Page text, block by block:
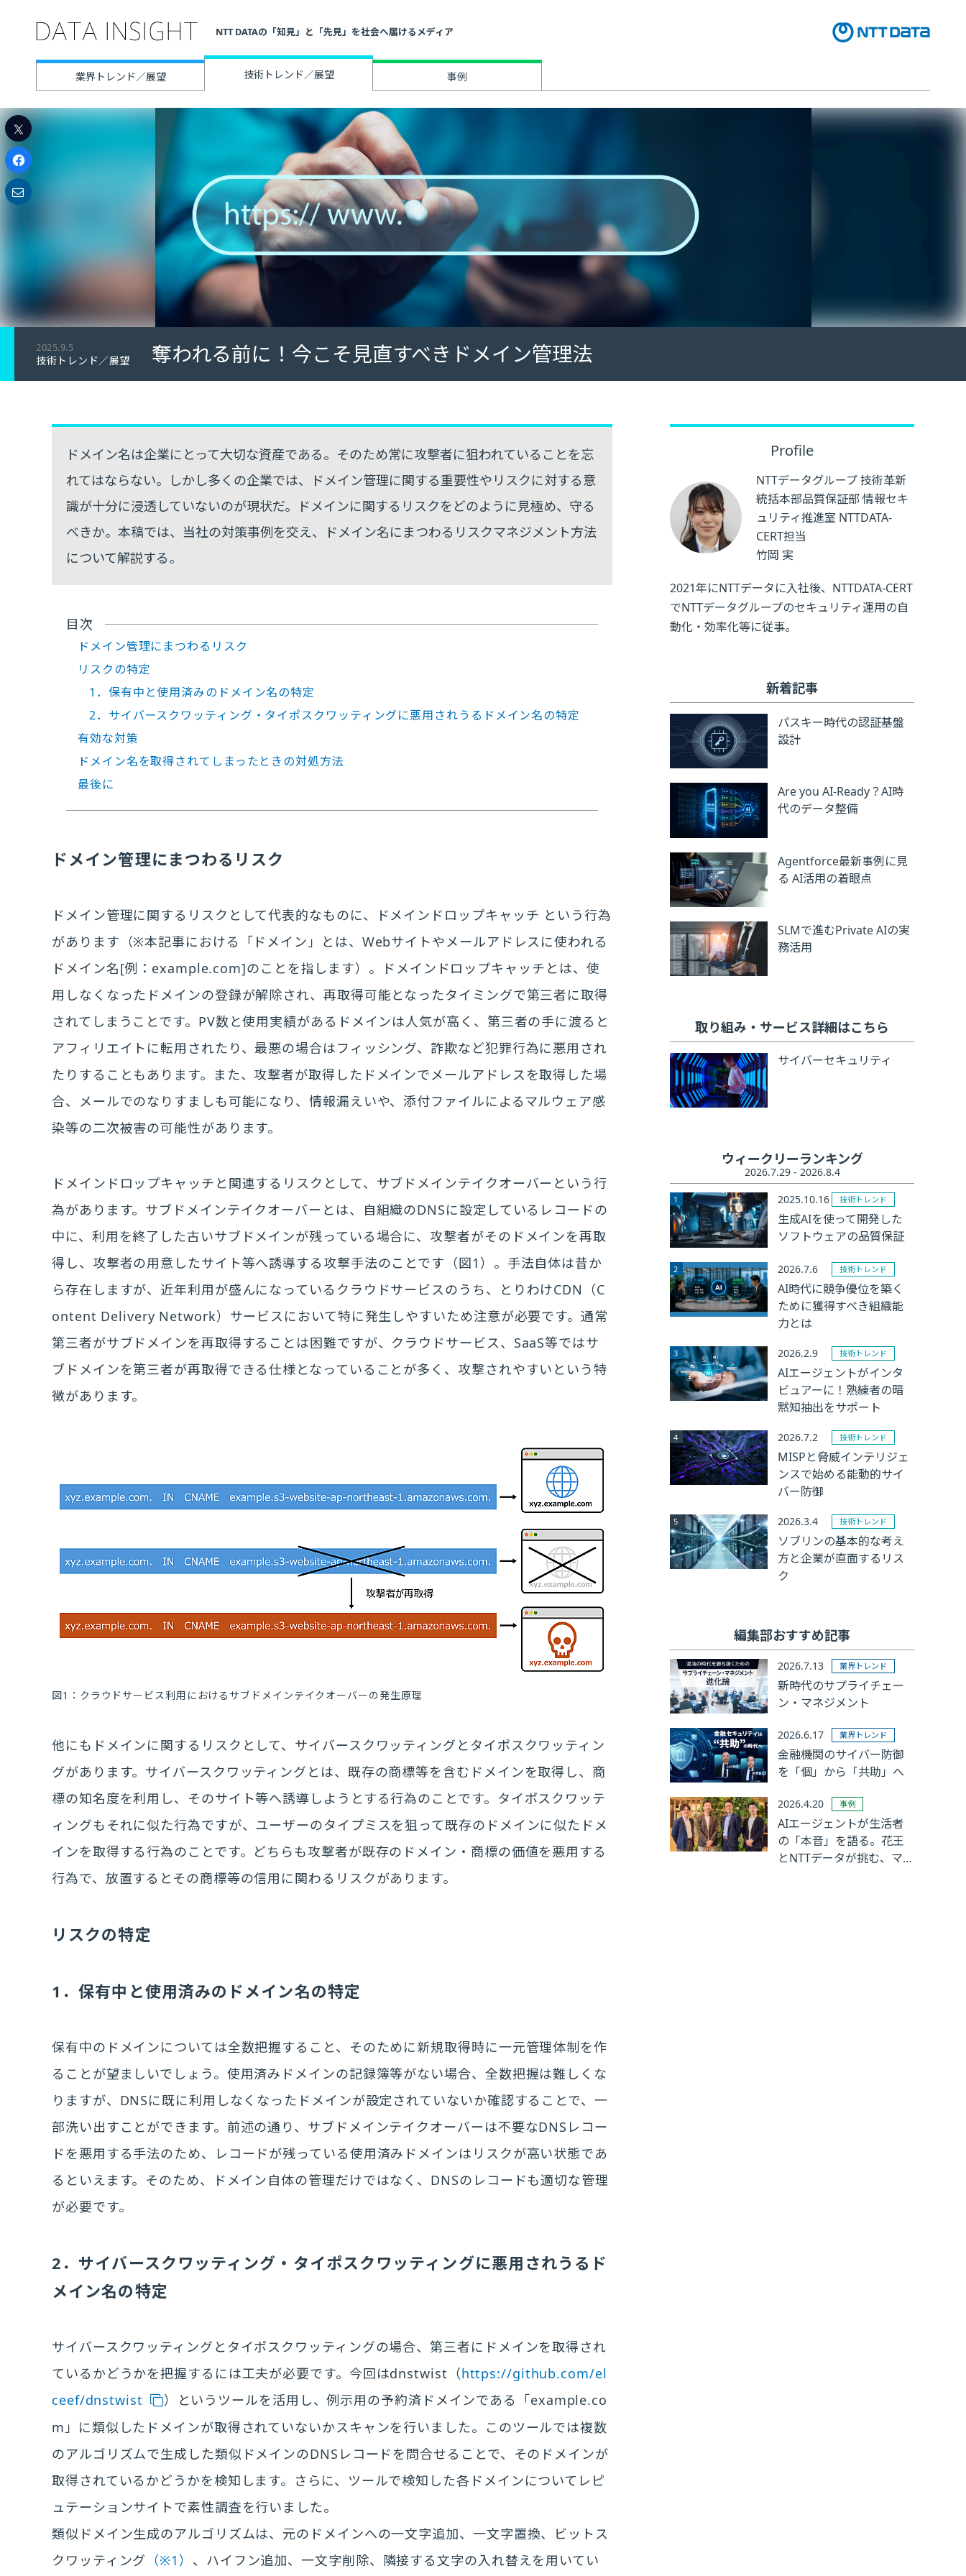
NTT DATAの「知見」と「先見」を社会へ届けるメディア
業界トレンド／展望 技術トレンド／展望 事例
2025.9.5
技術トレンド／展望 奪われる前に！今こそ見直すべきドメイン管理法
ドメイン名は企業にとって大切な資産である。そのため常に攻撃者に狙われていることを忘
れてはならない。しかし多くの企業では、ドメイン管理に関する重要性やリスクに対する意
識が十分に浸透していないのが現状だ。ドメインに関するリスクをどのように見極め、守る
べきか。本稿では、当社の対策事例を交え、ドメイン名にまつわるリスクマネジメント方法
について解説する。
目次
ドメイン管理にまつわるリスク
リスクの特定
1．保有中と使用済みのドメイン名の特定
2．サイバースクワッティング・タイポスクワッティングに悪用されうるドメイン名の特定
有効な対策
ドメイン名を取得されてしまったときの対処方法
最後に
ドメイン管理にまつわるリスク
ドメイン管理に関するリスクとして代表的なものに、ドメインドロップキャッチ という行為
があります（※本記事における「ドメイン」とは、Webサイトやメールアドレスに使われる
ドメイン名[例：example.com]のことを指します）。ドメインドロップキャッチとは、使
用しなくなったドメインの登録が解除され、再取得可能となったタイミングで第三者に取得
されてしまうことです。PV数と使用実績があるドメインは人気が高く、第三者の手に渡ると
アフィリエイトに転用されたり、最悪の場合はフィッシング、詐欺など犯罪行為に悪用され
たりすることもあります。また、攻撃者が取得したドメインでメールアドレスを取得した場
合、メールでのなりすましも可能になり、情報漏えいや、添付ファイルによるマルウェア感
染等の二次被害の可能性があります。
ドメインドロップキャッチと関連するリスクとして、サブドメインテイクオーバーという行
為があります。サブドメインテイクオーバーとは、自組織のDNSに設定しているレコードの
中に、利用を終了した古いサブドメインが残っている場合に、攻撃者がそのドメインを再取
得し、攻撃者の用意したサイト等へ誘導する攻撃手法のことです（図1）。手法自体は昔か
ら存在しますが、近年利用が盛んになっているクラウドサービスのうち、とりわけCDN（C
ontent Delivery Network）サービスにおいて特に発生しやすいため注意が必要です。通常
第三者がサブドメインを再取得することは困難ですが、クラウドサービス、SaaS等ではサ
ブドメインを第三者が再取得できる仕様となっていることが多く、攻撃されやすいという特
徴があります。
図1：クラウドサービス利用におけるサブドメインテイクオーバーの発生原理
他にもドメインに関するリスクとして、サイバースクワッティングとタイポスクワッティン
グがあります。サイバースクワッティングとは、既存の商標等を含むドメインを取得し、商
標の知名度を利用し、そのサイト等へ誘導しようとする行為のことです。タイポスクワッテ
ィングもそれに似た行為ですが、ユーザーのタイプミスを狙って既存のドメインに似たドメ
インを取得する行為のことです。どちらも攻撃者が既存のドメイン・商標の価値を悪用する
行為で、放置するとその商標等の信用に関わるリスクがあります。
リスクの特定
1．保有中と使用済みのドメイン名の特定
保有中のドメインについては全数把握すること、そのために新規取得時に一元管理体制を作
ることが望ましいでしょう。使用済みドメインの記録簿等がない場合、全数把握は難しくな
りますが、DNSに既に利用しなくなったドメインが設定されていないか確認することで、一
部洗い出すことができます。前述の通り、サブドメインテイクオーバーは不要なDNSレコー
ドを悪用する手法のため、レコードが残っている使用済みドメインはリスクが高い状態であ
るといえます。そのため、ドメイン自体の管理だけではなく、DNSのレコードも適切な管理
が必要です。
2．サイバースクワッティング・タイポスクワッティングに悪用されうるド
メイン名の特定
サイバースクワッティングとタイポスクワッティングの場合、第三者にドメインを取得され
ているかどうかを把握するには工夫が必要です。今回はdnstwist（https://github.com/el
ceef/dnstwist
）というツールを活用し、例示用の予約済ドメインである「example.co
m」に類似したドメインが取得されていないかスキャンを行いました。このツールでは複数
のアルゴリズムで生成した類似ドメインのDNSレコードを問合せることで、そのドメインが
取得されているかどうかを検知します。さらに、ツールで検知した各ドメインについてレピ
ュテーションサイトで素性調査を行いました。
類似ドメイン生成のアルゴリズムは、元のドメインへの一文字追加、一文字置換、ビットス
クワッティング （※1） 、ハイフン追加、一文字削除、隣接する文字の入れ替えを用いてい
Profile
NTTデータグループ 技術革新
統括本部品質保証部 情報セキ
ュリティ推進室 NTTDATA-
CERT担当
竹岡 実
2021年にNTTデータに入社後、NTTDATA-CERT
でNTTデータグループのセキュリティ運用の自
動化・効率化等に従事。
新着記事
パスキー時代の認証基盤
設計
Are you AI-Ready？AI時
代のデータ整備
Agentforce最新事例に見
る AI活用の着眼点
SLMで進むPrivate AIの実
務活用
取り組み・サービス詳細はこちら
サイバーセキュリティ
編集部おすすめ記事
2026.7.13 業界トレンド
新時代のサプライチェー
ン・マネジメント
2026.6.17 業界トレンド
金融機関のサイバー防御
を「個」から「共助」へ
2026.4.20 事例
AIエージェントが生活者
の「本音」を語る。花王
とNTTデータが挑む、マ
ウィークリーランキング
2026.7.29 - 2026.8.4
2025.10.16
技術トレンド
生成AIを使って開発した
ソフトウェアの品質保証
2026.7.6 技術トレンド
AI時代に競争優位を築く
ために獲得すべき組織能
力とは
2026.2.9 技術トレンド
AIエージェントがインタ
ビュアーに！熟練者の暗
黙知抽出をサポート
2026.7.2 技術トレンド
MISPと脅威インテリジェ
ンスで始める能動的サイ
バー防御
2026.3.4 技術トレンド
ソブリンの基本的な考え
方と企業が直面するリス
ク